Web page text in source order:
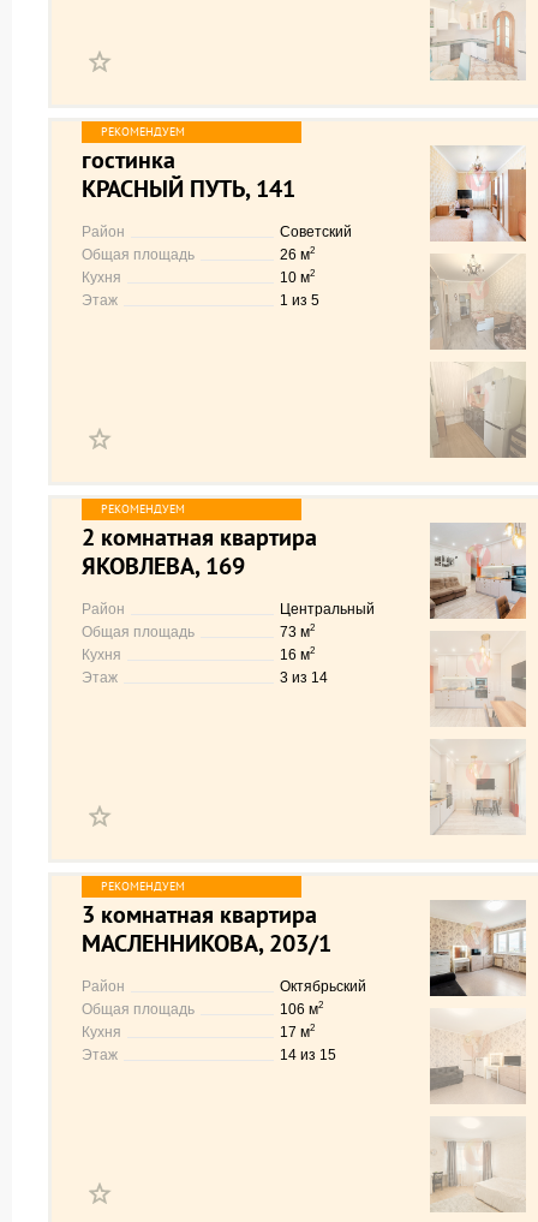
гостинка
КРАСНЫЙ ПУТЬ, 141
Район
Советский
Общая площадь
26 м2
Кухня 10 м2
Этаж 1 из 5
2 комнатная квартира
ЯКОВЛЕВА, 169
Район
Центральный
Общая площадь
73 м2
Кухня 16 м2
Этаж 3 из 14
3 комнатная квартира
МАСЛЕННИКОВА, 203/1
Район
Октябрьский
Общая площадь
106 м2
Кухня 17 м2
Этаж 14 из 15